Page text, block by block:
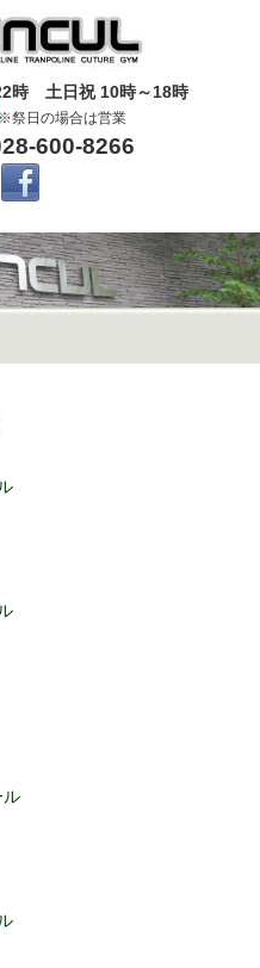
時 土日祝 10時～18時
※祭日の場合は営業
600-8266